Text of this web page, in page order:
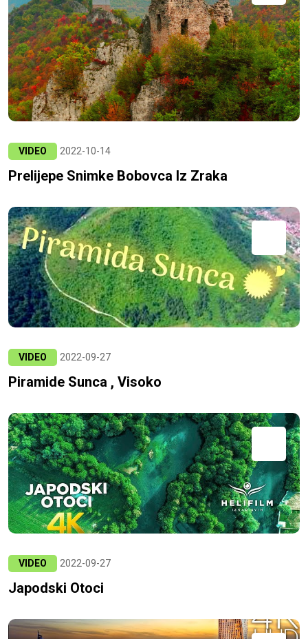
VIDEO 2022-10-14
Prelijepe Snimke Bobovca Iz Zraka
VIDEO 2022-09-27
Piramide Sunca , Visoko
VIDEO 2022-09-27
Japodski Otoci